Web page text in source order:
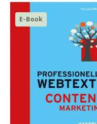
E-Book